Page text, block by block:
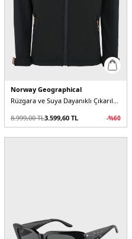
Norway Geographical
Rüzgara ve Suya Dayanıklı Çıkarılabilir Kapüşonlu Softshell Erkek Mont
8.999,00TL3.599,60 TL -%60